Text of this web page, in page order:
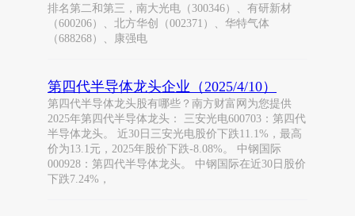
排名第二和第三，南大光电（300346）、有研新材
（600206）、北方华创（002371）、华特气体
（688268）、康强电
第四代半导体龙头企业（2025/4/10）
第四代半导体龙头股有哪些？南方财富网为您提供
2025年第四代半导体龙头： 三安光电600703：第四代
半导体龙头。 近30日三安光电股价下跌11.1%，最高
价为13.1元，2025年股价下跌-8.08%。 中钢国际
000928：第四代半导体龙头。 中钢国际在近30日股价
下跌7.24%，